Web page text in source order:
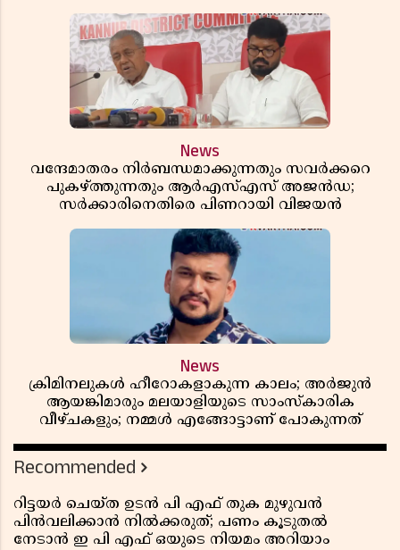
News
വന്ദേമാതരം നിർബന്ധമാക്കുന്നതും സവർക്കറെ
പുകഴ്ത്തുന്നതും ആർഎസ്എസ് അജൻഡ;
സർക്കാരിനെതിരെ പിണറായി വിജയൻ
News
ക്രിമിനലുകൾ ഹീറോകളാകുന്ന കാലം; അർജുൻ
ആയങ്കിമാരും മലയാളിയുടെ സാംസ്കാരിക
വീഴ്ചകളും; നമ്മൾ എങ്ങോട്ടാണ് പോകുന്നത്
Recommended
റിട്ടയർ ചെയ്ത ഉടൻ പി എഫ് തുക മുഴുവൻ
പിൻവലിക്കാൻ നിൽക്കരുത്; പണം കൂടുതൽ
നേടാൻ ഇ പി എഫ് ഒയുടെ നിയമം അറിയാം